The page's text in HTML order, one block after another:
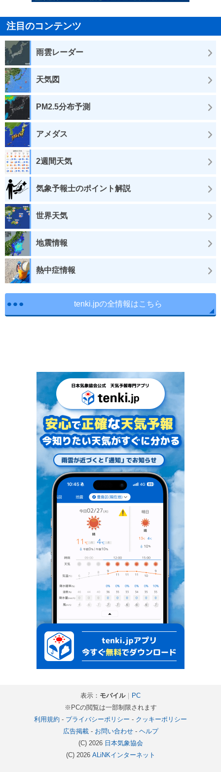
注目のコンテンツ
雨雲レーダー
天気図
PM2.5分布予測
アメダス
2週間天気
気象予報士のポイント解説
世界天気
地震情報
熱中症情報
tenki.jpの全情報はこちら
表示： モバイル｜
PC
※PCの閲覧は一部制限されます
利用規約 - プライバシーポリシー - クッキーポリシー
広告掲載- お問い合わせ- ヘルプ
(C) 2026 日本気象協会
(C) 2026 ALiNKインターネット